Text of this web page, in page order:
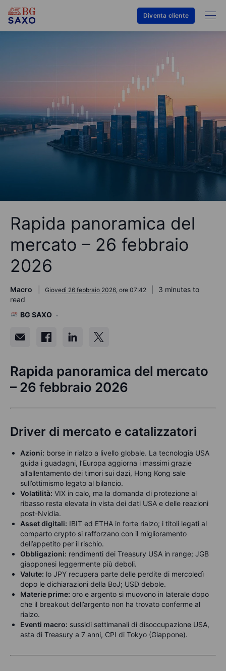
Diventa cliente
Rapida panoramica del
mercato – 26 febbraio
2026
Macro Giovedì 26 febbraio 2026, ore 07:42
3 minutes to
read
BG SAXO
Rapida panoramica del mercato
– 26 febbraio 2026
Driver di mercato e catalizzatori
Azioni: borse in rialzo a livello globale. La tecnologia USA
guida i guadagni, l’Europa aggiorna i massimi grazie
all’allentamento dei timori sui dazi, Hong Kong sale
sull’ottimismo legato al bilancio.
Volatilità: VIX in calo, ma la domanda di protezione al
ribasso resta elevata in vista dei dati USA e delle reazioni
post-Nvidia.
Asset digitali: IBIT ed ETHA in forte rialzo; i titoli legati al
comparto crypto si rafforzano con il miglioramento
dell’appetito per il rischio.
Obbligazioni: rendimenti dei Treasury USA in range; JGB
giapponesi leggermente più deboli.
Valute: lo JPY recupera parte delle perdite di mercoledì
dopo le dichiarazioni della BoJ; USD debole.
Materie prime: oro e argento si muovono in laterale dopo
che il breakout dell’argento non ha trovato conferme al
rialzo.
Eventi macro: sussidi settimanali di disoccupazione USA,
asta di Treasury a 7 anni, CPI di Tokyo (Giappone).